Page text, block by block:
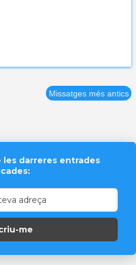
Missatges més antics
darreres entrades
me